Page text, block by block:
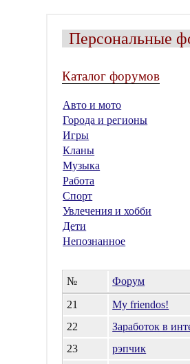
Персональные
Каталог форумов
Авто и мото
Города и регионы
Игры
Кланы
Музыка
Работа
Спорт
Увлечения и хобби
Дети
Непознанное
№ Форум
21
My friendos!
22
Заработок в
23
рэпчик